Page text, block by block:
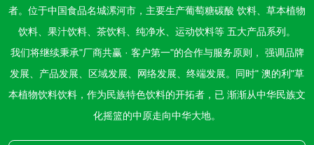
者。位于中国食品名城漯河市，主要生产葡萄糖碳酸 饮料、草本植物
饮料、果汁饮料、茶饮料、纯净水、运动饮料等 五大产品系列。
我们将继续秉承"厂商共赢 · 客户第一"的合作与服务原则， 强调品牌
发展、产品发展、区域发展、网络发展、终端发展。同时" 澳的利"草
本植物饮料饮料，作为民族特色饮料的开拓者，已 渐渐从中华民族文
化摇篮的中原走向中华大地。